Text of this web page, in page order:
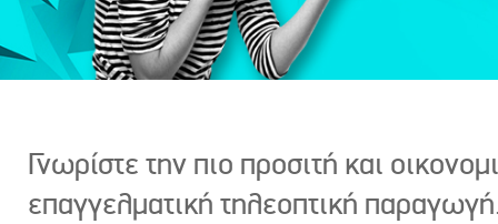
Γνωρίστε την πιο προσιτή και
επαγγελματική τηλεοπτική